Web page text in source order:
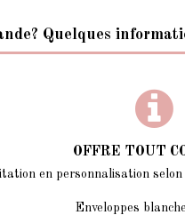
Quelques
OFFRE TOUT
en personnalisation selon
Enveloppes